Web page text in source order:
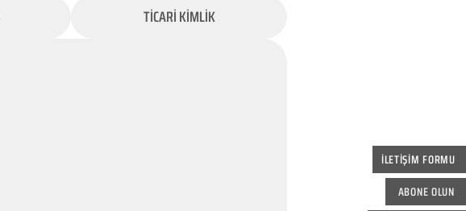
İLETİŞİM FORMU
ABONE OLUN
TİCARİ KİMLİK